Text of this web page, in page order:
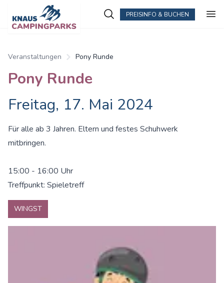
PREISINFO & BUCHEN
Veranstaltungen Pony Runde
Pony Runde
Freitag, 17. Mai 2024
Für alle ab 3 Jahren. Eltern und festes Schuhwerk
mitbringen.
15:00 - 16:00 Uhr
Treffpunkt: Spieletreff
WINGST